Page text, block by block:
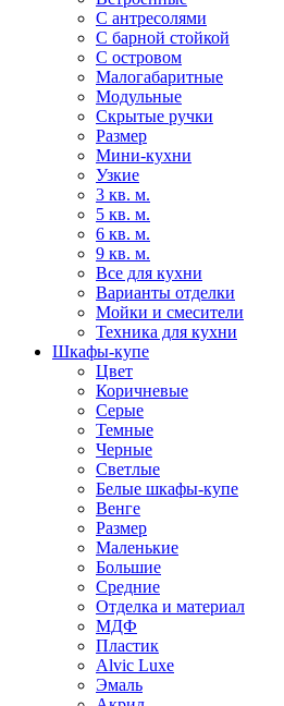
С антресолями
С барной стойкой
С островом
Малогабаритные
Модульные
Скрытые ручки
Размер
Мини-кухни
Узкие
3 кв. м.
5 кв. м.
6 кв. м.
9 кв. м.
Все для кухни
Варианты отделки
Мойки и смесители
Техника для кухни
Шкафы-купе
Цвет
Коричневые
Серые
Темные
Черные
Светлые
Белые шкафы-купе
Венге
Размер
Маленькие
Большие
Средние
Отделка и материал
МДФ
Пластик
Alvic Luxe
Эмаль